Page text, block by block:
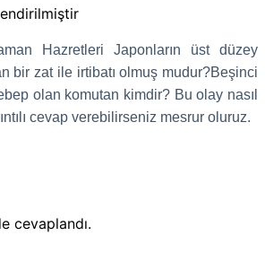
Hazretleri Japonların üst düzey
bir zat ile irtibatı olmuş mudur?Beşinci
olan komutan kimdir? Bu olay nasıl
cevap verebilirseniz mesrur oluruz.
cevaplandı.